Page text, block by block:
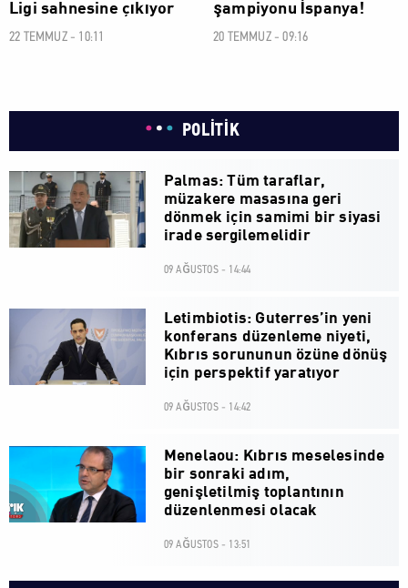
Ligi sahnesine çıkıyor
22 TEMMUZ - 10:11
şampiyonu İspanya!
20 TEMMUZ - 09:16
POLİTİK
Palmas: Tüm taraflar,
müzakere masasına geri
dönmek için samimi bir siyasi
irade sergilemelidir
09 AĞUSTOS - 14:44
Letimbiotis: Guterres’in yeni
konferans düzenleme niyeti,
Kıbrıs sorununun özüne dönüş
için perspektif yaratıyor
09 AĞUSTOS - 14:42
Menelaou: Kıbrıs meselesinde
bir sonraki adım,
genişletilmiş toplantının
düzenlenmesi olacak
09 AĞUSTOS - 13:51